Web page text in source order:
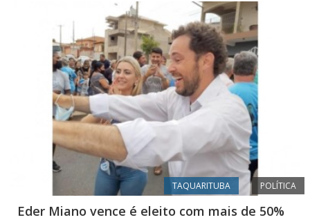
TAQUARITUBA POLÍTICA
Eder Miano vence é eleito com mais de 50%